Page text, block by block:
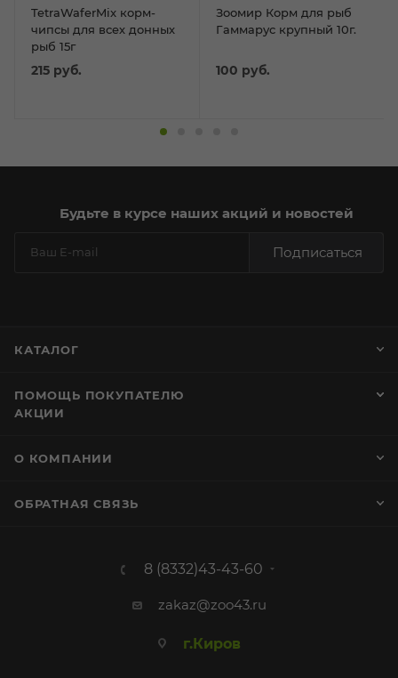
TetraWaferMix корм-
чипсы для всех донных
рыб 15г
215 руб.
Зоомир Корм для рыб
Гаммарус крупный 10г.
100 руб.
Будьте в курсе наших акций и новостей
Подписаться
КАТАЛОГ
ПОМОЩЬ ПОКУПАТЕЛЮ
АКЦИИ
О КОМПАНИИ
ОБРАТНАЯ СВЯЗЬ
8 (8332)43-43-60
zakaz@zoo43.ru
г.Киров